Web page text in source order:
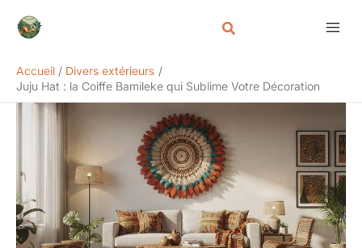
Accueil
Divers extérieurs
Juju Hat : la Coiffe Bamileke qui Sublime Votre Décoration